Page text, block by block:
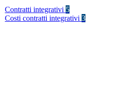
Contratti integrativi 5
Costi contratti integrativi 3